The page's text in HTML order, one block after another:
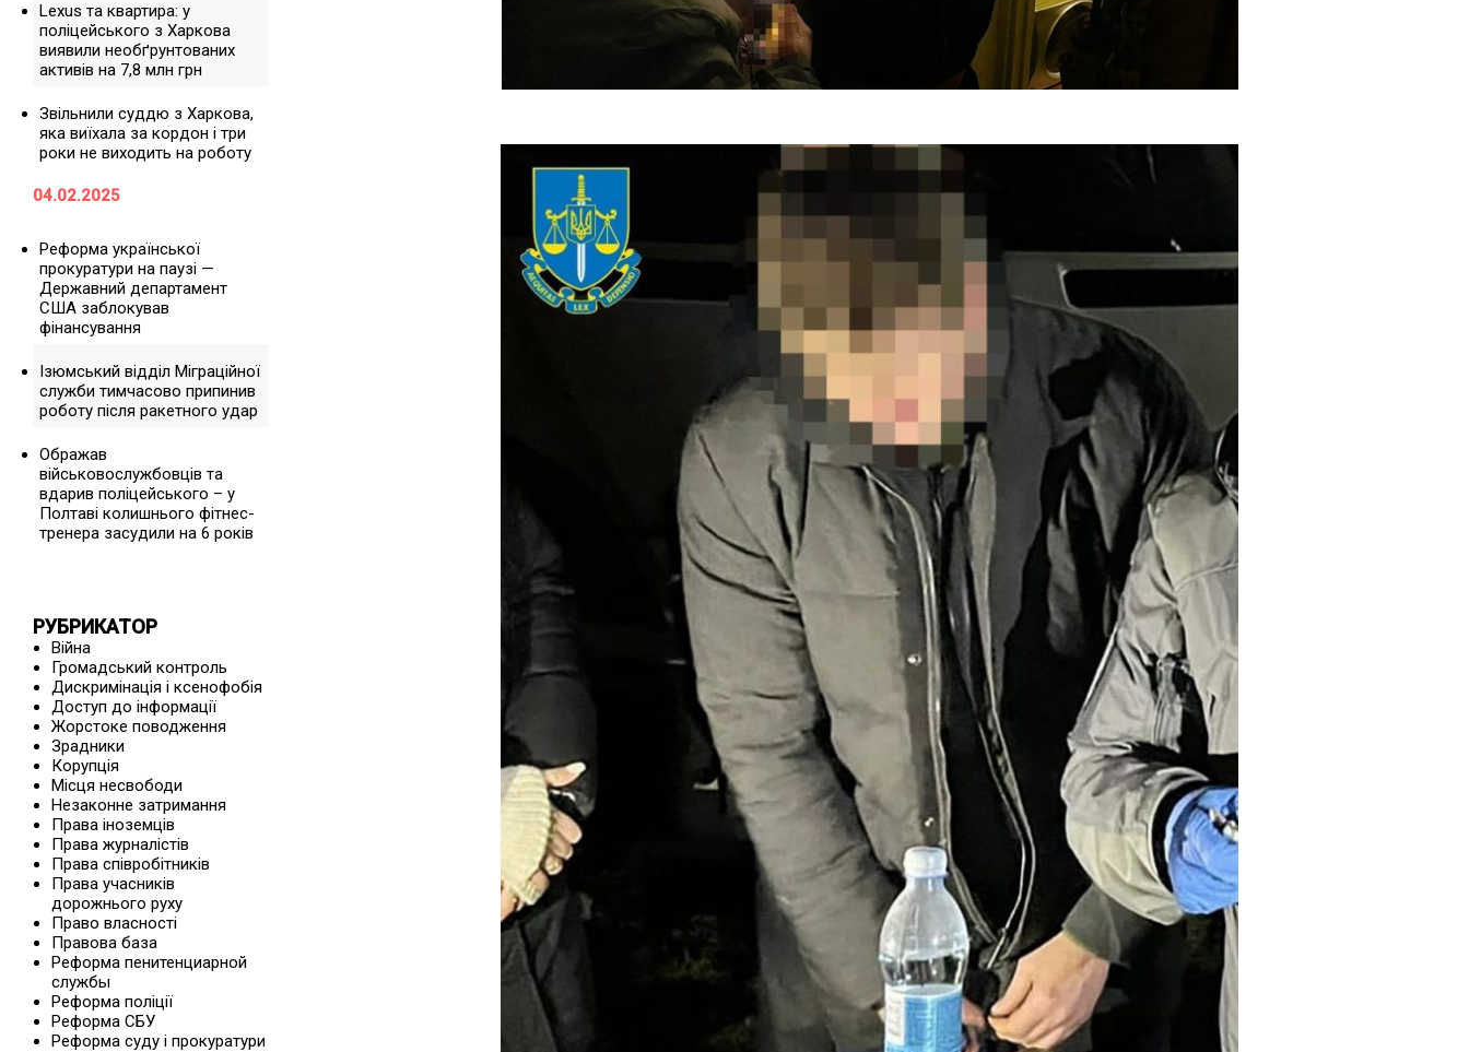
Lexus та квартира: у
поліцейського з Харкова
виявили необґрунтованих
активів на 7,8 млн грн
Звільнили суддю з Харкова,
яка виїхала за кордон і три
роки не виходить на роботу
04.02.2025
Реформа української
прокуратури на паузі —
Державний департамент
США заблокував
фінансування
Ізюмський відділ Міграційної
служби тимчасово припинив
роботу після ракетного удар
Ображав
військовослужбовців та
вдарив поліцейського – у
Полтаві колишнього фітнес-
тренера засудили на 6 років
РУБРИКАТОР
Війна
Громадський контроль
Дискримінація і ксенофобія
Доступ до інформації
Жорстоке поводження
Зрадники
Корупція
Місця несвободи
Незаконне затримання
Права іноземців
Права журналістів
Права співробітників
Права учасників
дорожнього руху
Право власності
Правова база
Реформа пенитенциарной
службы
Реформа поліції
Реформа СБУ
Реформа суду і прокуратури